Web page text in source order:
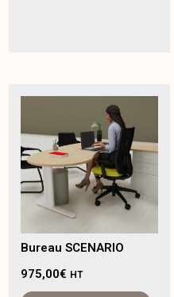
Bureau SCENARIO
975,00€ HT